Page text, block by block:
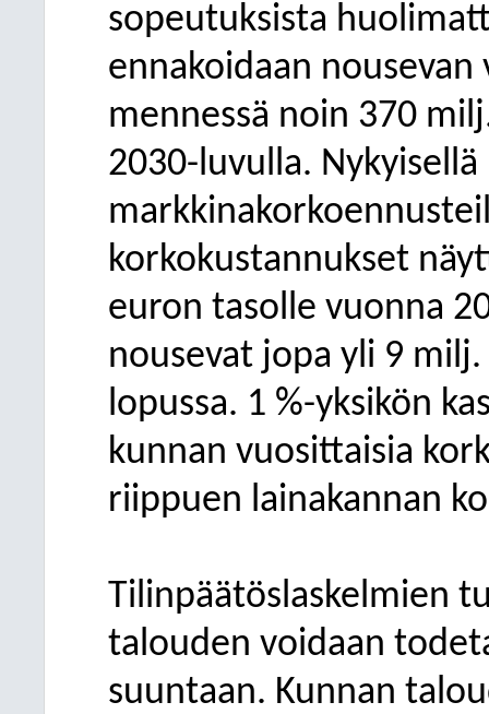
sopeutuksista
ennakoidaan
mennessä noin 370
2030-luvulla.
korkokustannukset
euron tasolle vuonna
nousevat jopa yli 9
lopussa. 1 %-yksikön
kunnan vuosittaisia
riippuen lainakannan
Tilinpäätöslaskelmien
talouden voidaan
suuntaan. Kunnan